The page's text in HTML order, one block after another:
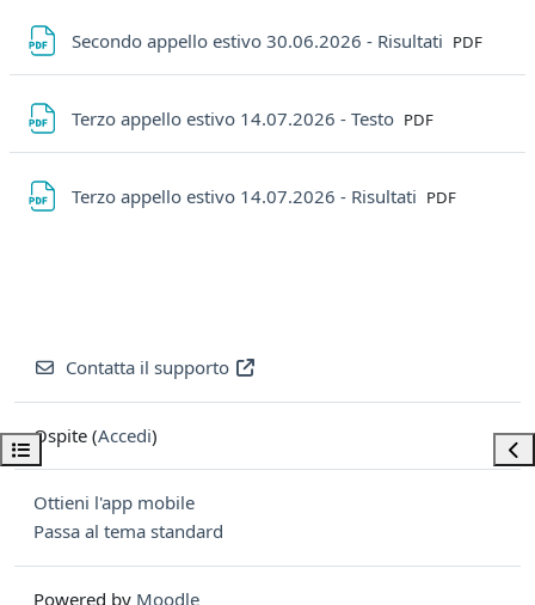
Apri indice del corso
Secondo appello estivo 30.06.2026 - Risultati File
PDF
Terzo appello estivo 14.07.2026 - Testo File
PDF
Terzo appello estivo 14.07.2026 - Risultati File
PDF
Contatta il supporto
Ospite (Accedi)
Ottieni l'app mobile
Passa al tema standard
Powered by Moodle